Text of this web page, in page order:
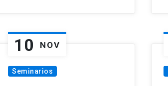
10 NOV
Seminarios